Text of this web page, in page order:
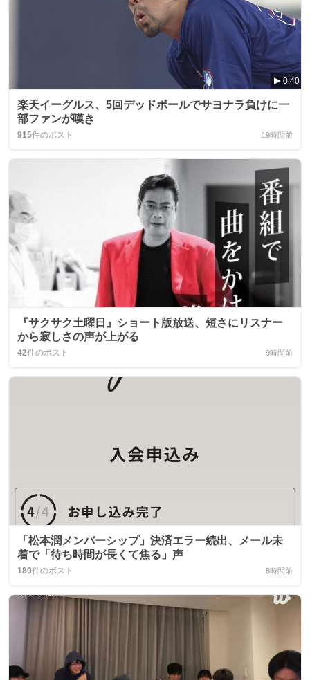
0:40
楽天イーグルス、5回デッドボールでサヨナラ負けに一
部ファンが嘆き
915件のポスト 19時間前
『サクサク土曜日』ショート版放送、短さにリスナー
から寂しさの声が上がる
42件のポスト 9時間前
「松本潤メンバーシップ」決済エラー続出、メール未
着で「待ち時間が長くて焦る」声
180件のポスト 8時間前